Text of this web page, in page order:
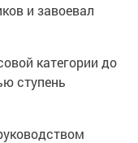
и завоевал
категории до
ступень